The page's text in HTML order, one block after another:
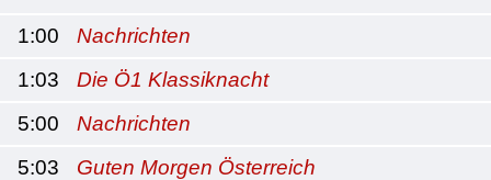
1:00
Nachrichten
1:03
Die Ö1 Klassiknacht
5:00
Nachrichten
5:03
Guten Morgen Österreich